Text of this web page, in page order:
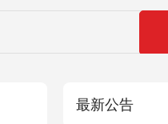
最新公告